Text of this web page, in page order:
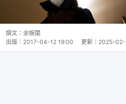
撰文： 余婉蘭
出版： 2017-04-12 19:00 更新： 2025-02-